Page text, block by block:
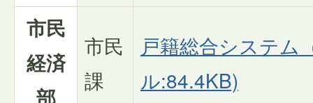
市民
経済
部
市民
課
戸籍総合システム
ル:84.4KB)